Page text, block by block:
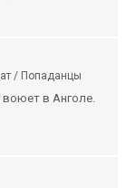
/ Попаданцы
в Анголе.